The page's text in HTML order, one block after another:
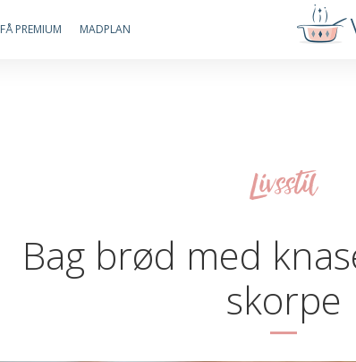
FÅ PREMIUM MADPLAN
Livsstil
Bag brød med
skorpe